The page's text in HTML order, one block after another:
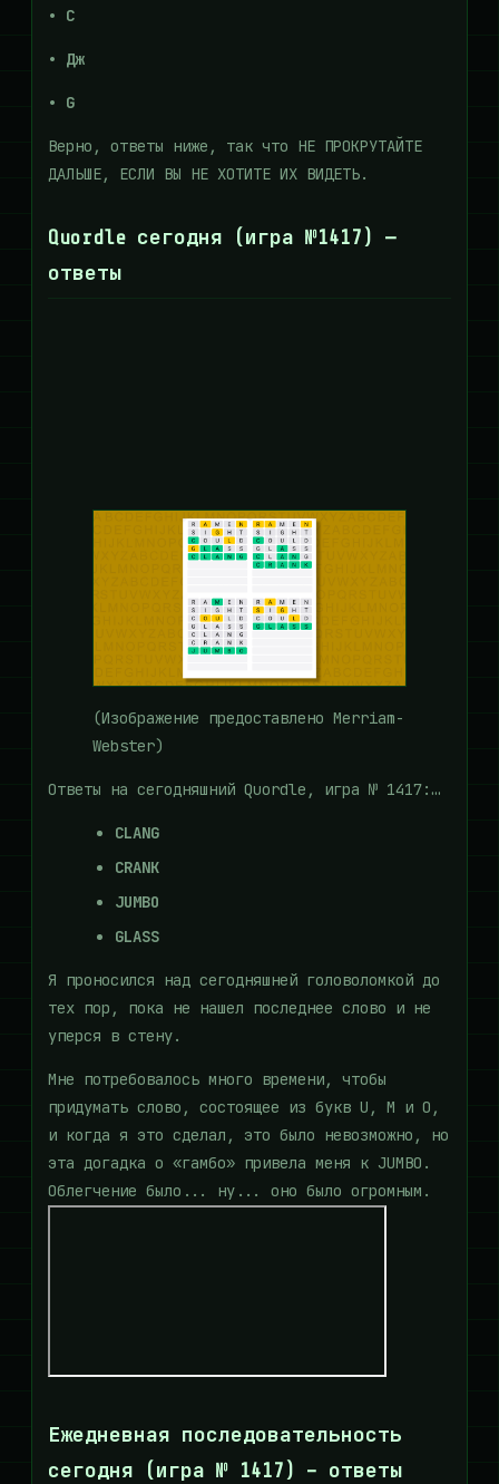
• С
• Дж
• G
Верно, ответы ниже, так что НЕ ПРОКРУТАЙТЕ
ДАЛЬШЕ, ЕСЛИ ВЫ НЕ ХОТИТЕ ИХ ВИДЕТЬ.
Quordle сегодня (игра №1417) —
ответы
(Изображение предоставлено Merriam-
Webster)
Ответы на сегодняшний Quordle, игра № 1417:…
CLANG
CRANK
JUMBO
GLASS
Я проносился над сегодняшней головоломкой до
тех пор, пока не нашел последнее слово и не
уперся в стену.
Мне потребовалось много времени, чтобы
придумать слово, состоящее из букв U, M и O,
и когда я это сделал, это было невозможно, но
эта догадка о «гамбо» привела меня к JUMBO.
Облегчение было... ну... оно было огромным.
Ежедневная последовательность
сегодня (игра № 1417) – ответы